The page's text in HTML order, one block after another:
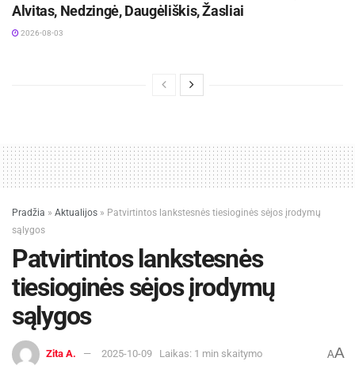
Alvitas, Nedzingė, Daugėliškis, Žasliai
2026-08-03
Pradžia » Aktualijos » Patvirtintos lankstesnės tiesioginės sėjos įrodymų
sąlygos
Patvirtintos lankstesnės
tiesioginės sėjos įrodymų
sąlygos
Zita A. 2025-10-09 Laikas: 1 min skaitymo AA